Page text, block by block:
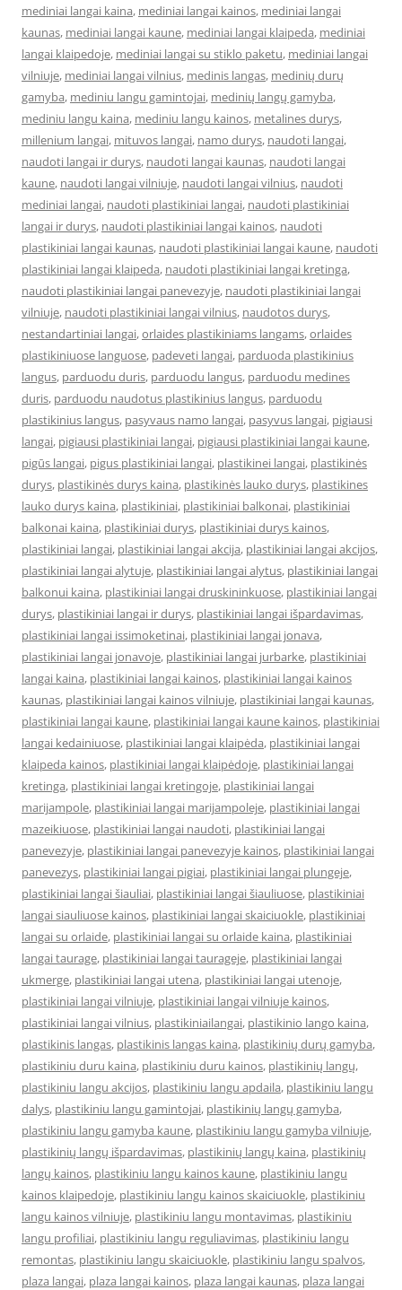
mediniai langai kaina, mediniai langai kainos, mediniai langai
kaunas, mediniai langai kaune, mediniai langai klaipeda, mediniai
langai klaipedoje, mediniai langai su stiklo paketu, mediniai langai
vilniuje, mediniai langai vilnius, medinis langas, medinių durų
gamyba, mediniu langu gamintojai, medinių langų gamyba,
mediniu langu kaina, mediniu langu kainos, metalines durys,
millenium langai, mituvos langai, namo durys, naudoti langai,
naudoti langai ir durys, naudoti langai kaunas, naudoti langai
kaune, naudoti langai vilniuje, naudoti langai vilnius, naudoti
mediniai langai, naudoti plastikiniai langai, naudoti plastikiniai
langai ir durys, naudoti plastikiniai langai kainos, naudoti
plastikiniai langai kaunas, naudoti plastikiniai langai kaune, naudoti
plastikiniai langai klaipeda, naudoti plastikiniai langai kretinga,
naudoti plastikiniai langai panevezyje, naudoti plastikiniai langai
vilniuje, naudoti plastikiniai langai vilnius, naudotos durys,
nestandartiniai langai,orlaides plastikiniams langams,orlaides
plastikiniuose languose, padeveti langai, parduoda plastikinius
langus, parduodu duris, parduodu langus, parduodu medines
duris, parduodu naudotus plastikinius langus, parduodu
plastikinius langus, pasyvaus namo langai, pasyvus langai, pigiausi
langai, pigiausi plastikiniai langai, pigiausi plastikiniai langai kaune,
pigūs langai, pigus plastikiniai langai, plastikinei langai, plastikinės
durys, plastikinės durys kaina, plastikinės lauko durys, plastikines
lauko durys kaina, plastikiniai, plastikiniai balkonai, plastikiniai
balkonai kaina, plastikiniai durys, plastikiniai durys kainos,
plastikiniai langai, plastikiniai langai akcija, plastikiniai langai akcijos,
plastikiniai langai alytuje, plastikiniai langai alytus, plastikiniai langai
balkonui kaina, plastikiniai langai druskininkuose, plastikiniai langai
durys, plastikiniai langai ir durys, plastikiniai langai išpardavimas,
plastikiniai langai issimoketinai, plastikiniai langai jonava,
plastikiniai langai jonavoje, plastikiniai langai jurbarke, plastikiniai
langai kaina, plastikiniai langai kainos, plastikiniai langai kainos
kaunas, plastikiniai langai kainos vilniuje, plastikiniai langai kaunas,
plastikiniai langai kaune, plastikiniai langai kaune kainos, plastikiniai
langai kedainiuose, plastikiniai langai klaipėda, plastikiniai langai
klaipeda kainos, plastikiniai langai klaipėdoje, plastikiniai langai
kretinga, plastikiniai langai kretingoje, plastikiniai langai
marijampole, plastikiniai langai marijampoleje, plastikiniai langai
mazeikiuose, plastikiniai langai naudoti, plastikiniai langai
panevezyje, plastikiniai langai panevezyje kainos, plastikiniai langai
panevezys, plastikiniai langai pigiai, plastikiniai langai plungeje,
plastikiniai langai šiauliai, plastikiniai langai šiauliuose, plastikiniai
langai siauliuose kainos, plastikiniai langai skaiciuokle, plastikiniai
langai su orlaide, plastikiniai langai su orlaide kaina, plastikiniai
langai taurage, plastikiniai langai taurageje, plastikiniai langai
ukmerge, plastikiniai langai utena, plastikiniai langai utenoje,
plastikiniai langai vilniuje, plastikiniai langai vilniuje kainos,
plastikiniai langai vilnius, plastikiniailangai, plastikinio lango kaina,
plastikinis langas, plastikinis langas kaina, plastikinių durų gamyba,
plastikiniu duru kaina, plastikiniu duru kainos, plastikinių langų,
plastikiniu langu akcijos, plastikiniu langu apdaila, plastikiniu langu
dalys, plastikiniu langu gamintojai, plastikinių langų gamyba,
plastikiniu langu gamyba kaune, plastikiniu langu gamyba vilniuje,
plastikinių langų išpardavimas, plastikinių langų kaina, plastikinių
langų kainos, plastikiniu langu kainos kaune, plastikiniu langu
kainos klaipedoje, plastikiniu langu kainos skaiciuokle, plastikiniu
langu kainos vilniuje, plastikiniu langu montavimas, plastikiniu
langu profiliai, plastikiniu langu reguliavimas, plastikiniu langu
remontas, plastikiniu langu skaiciuokle, plastikiniu langu spalvos,
plaza langai, plaza langai kainos, plaza langai kaunas, plaza langai